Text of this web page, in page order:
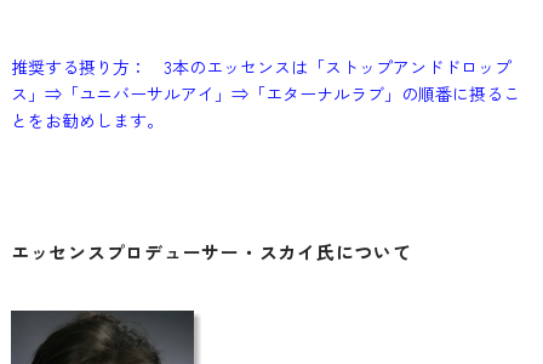
推奨する摂り方： 3本のエッセンスは「ストップアンドドロップ
ス」⇒「ユニバーサルアイ」⇒「エターナルラブ」の順番に摂るこ
とをお勧めします。
エッセンスプロデューサー・スカイ氏について